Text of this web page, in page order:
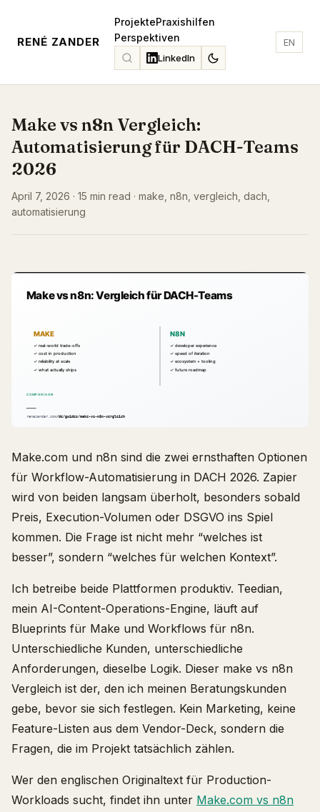
RENÉ ZANDER
ProjektePraxishilfen
Perspektiven
LinkedIn
EN
Make vs n8n Vergleich:
Automatisierung für DACH-Teams
2026
April 7, 2026 · 15 min read · make, n8n, vergleich, dach,
automatisierung
Make.com und n8n sind die zwei ernsthaften Optionen
für Workflow-Automatisierung in DACH 2026. Zapier
wird von beiden langsam überholt, besonders sobald
Preis, Execution-Volumen oder DSGVO ins Spiel
kommen. Die Frage ist nicht mehr “welches ist
besser”, sondern “welches für welchen Kontext”.
Ich betreibe beide Plattformen produktiv. Teedian,
mein AI-Content-Operations-Engine, läuft auf
Blueprints für Make und Workflows für n8n.
Unterschiedliche Kunden, unterschiedliche
Anforderungen, dieselbe Logik. Dieser make vs n8n
Vergleich ist der, den ich meinen Beratungskunden
gebe, bevor sie sich festlegen. Kein Marketing, keine
Feature-Listen aus dem Vendor-Deck, sondern die
Fragen, die im Projekt tatsächlich zählen.
Wer den englischen Originaltext für Production-
Workloads sucht, findet ihn unter Make.com vs n8n